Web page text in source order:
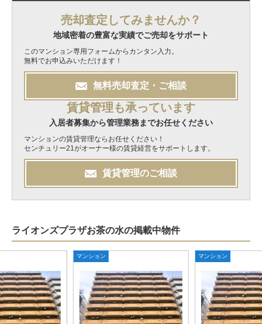
売却査定してみませんか？
地域密着の豊富な実績でご売却をサポート
このマンション専用フォームからカンタン入力。
無料でお申込みいただけます！
無料売却査定・ご相談
賃貸管理も承っています
入居者募集から管理業務までお任せください
マンションの賃貸管理ならお任せください！
センチュリー21がオーナー様の賃貸経営をサポートします。
賃貸管理のご相談
ライオンズプラザお茶の水の掲載中物件
マンション マンション